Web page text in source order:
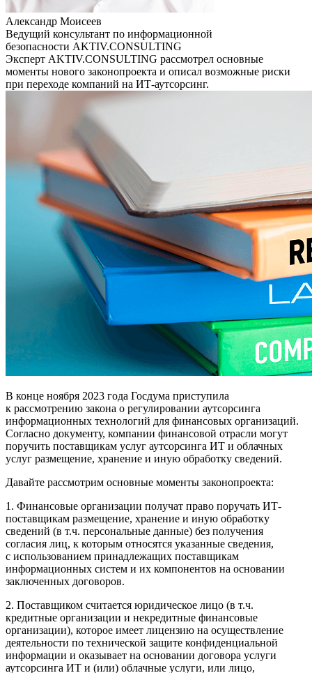
Александр Моисеев
Ведущий консультант по информационной
безопасности AKTIV.CONSULTING
Эксперт AKTIV.CОNSULTING рассмотрел основные
моменты нового законопроекта и описал возможные риски
при переходе компаний на ИТ-аутсорсинг.
В конце ноября 2023 года Госдума приступила
к рассмотрению закона о регулировании аутсорсинга
информационных технологий для финансовых организаций.
Согласно документу, компании финансовой отрасли могут
поручить поставщикам услуг аутсорсинга ИТ и облачных
услуг размещение, хранение и иную обработку сведений.
Давайте рассмотрим основные моменты законопроекта:
1. Финансовые организации получат право поручать ИТ-
поставщикам размещение, хранение и иную обработку
сведений (в т.ч. персональные данные) без получения
согласия лиц, к которым относятся указанные сведения,
с использованием принадлежащих поставщикам
информационных систем и их компонентов на основании
заключенных договоров.
2. Поставщиком считается юридическое лицо (в т.ч.
кредитные организации и некредитные финансовые
организации), которое имеет лицензию на осуществление
деятельности по технической защите конфиденциальной
информации и оказывает на основании договора услуги
аутсорсинга ИТ и (или) облачные услуги, или лицо,